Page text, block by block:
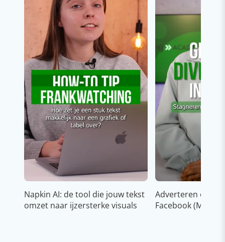
Napkin AI: de tool die jouw tekst
omzet naar ijzersterke visuals
Adverteren op
Facebook (Meta)